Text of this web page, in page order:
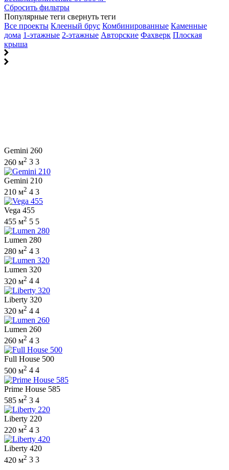
Сбросить фильтры
Популярные теги свернуть теги
Все проекты Клееный брус Комбинированные Каменные
дома 1-этажные 2-этажные Авторские Фахверк Плоская
крыша
Gemini 260
260 м2 3 3
Gemini 210
210 м2 4 3
Vega 455
455 м2 5 5
Lumen 280
280 м2 4 3
Lumen 320
320 м2 4 4
Liberty 320
320 м2 4 4
Lumen 260
260 м2 4 3
Full House 500
500 м2 4 4
Prime House 585
585 м2 3 4
Liberty 220
220 м2 4 3
Liberty 420
420 м2 3 3